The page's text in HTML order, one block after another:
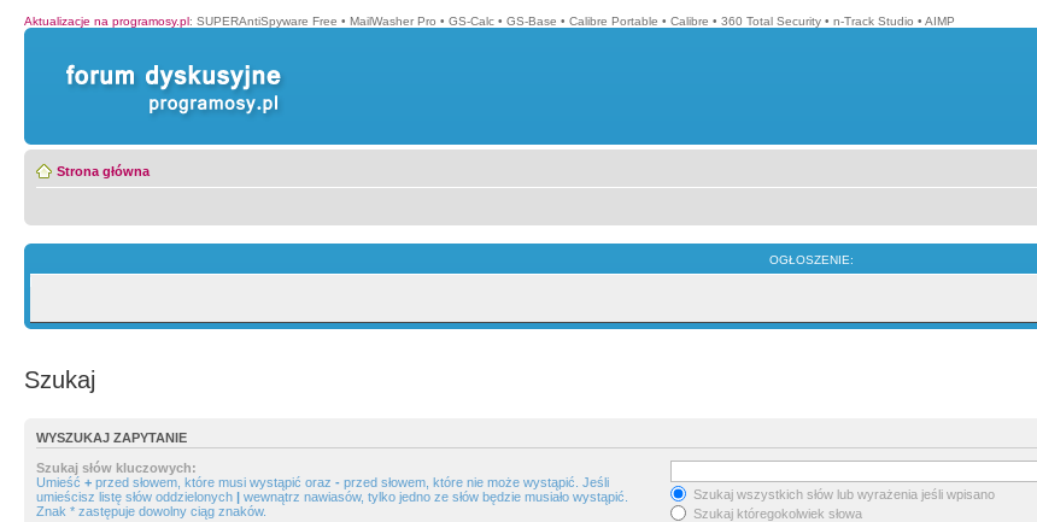
Aktualizacje na programosy.pl: SUPERAntiSpyware Free • MailWasher Pro • GS-Calc • GS-Base • Calibre Portable • Calibre • 360 Total Security • n-Track Studio • AIMP
Strona główna
OGŁOSZENIE:
Szukaj
WYSZUKAJ ZAPYTANIE
Szukaj słów kluczowych:
Umieść + przed słowem, które musi wystąpić oraz - przed słowem, które nie może wystąpić. Jeśli
umieścisz listę słów oddzielonych | wewnątrz nawiasów, tylko jedno ze słów będzie musiało wystąpić.
Znak * zastępuje dowolny ciąg znaków.
Szukaj wszystkich słów lub wyrażenia jeśli wpisano
Szukaj któregokolwiek słowa